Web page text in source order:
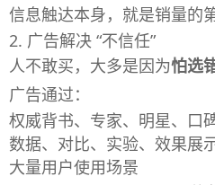
信息触达本身，就是销量的
2. 广告解决 “不信任”
人不敢买，大多是因为怕选
广告通过：
权威背书、专家、明星、口
数据、对比、实验、效果展
大量用户使用场景